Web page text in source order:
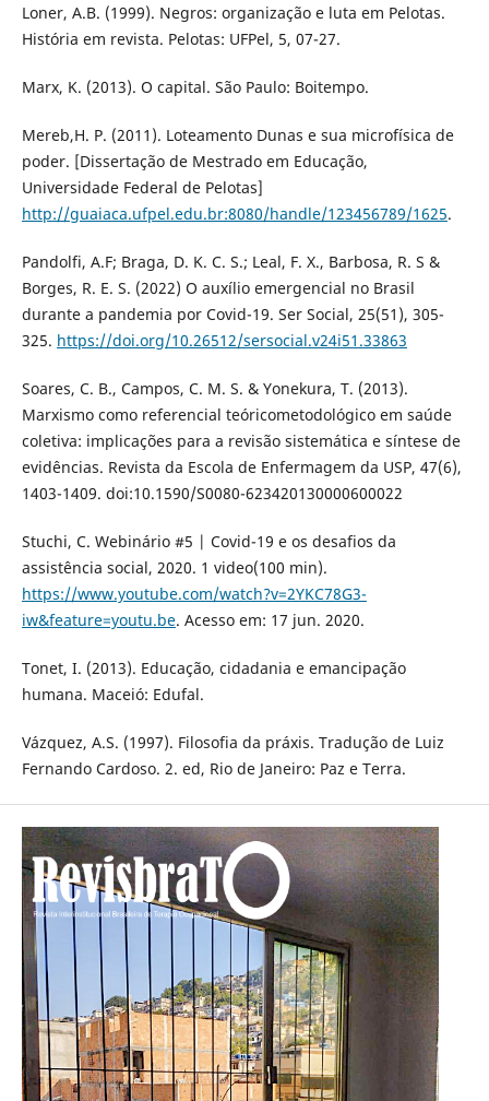
Loner, A.B. (1999). Negros: organização e luta em Pelotas.
História em revista. Pelotas: UFPel, 5, 07-27.
Marx, K. (2013). O capital. São Paulo: Boitempo.
Mereb,H. P. (2011). Loteamento Dunas e sua microfísica de
poder. [Dissertação de Mestrado em Educação,
Universidade Federal de Pelotas]
http://guaiaca.ufpel.edu.br:8080/handle/123456789/1625.
Pandolfi, A.F; Braga, D. K. C. S.; Leal, F. X., Barbosa, R. S &
Borges, R. E. S. (2022) O auxílio emergencial no Brasil
durante a pandemia por Covid-19. Ser Social, 25(51), 305-
325. https://doi.org/10.26512/sersocial.v24i51.33863
Soares, C. B., Campos, C. M. S. & Yonekura, T. (2013).
Marxismo como referencial teóricometodológico em saúde
coletiva: implicações para a revisão sistemática e síntese de
evidências. Revista da Escola de Enfermagem da USP, 47(6),
1403-1409. doi:10.1590/S0080-623420130000600022
Stuchi, C. Webinário #5 | Covid-19 e os desafios da
assistência social, 2020. 1 video(100 min).
https://www.youtube.com/watch?v=2YKC78G3-
iw&feature=youtu.be. Acesso em: 17 jun. 2020.
Tonet, I. (2013). Educação, cidadania e emancipação
humana. Maceió: Edufal.
Vázquez, A.S. (1997). Filosofia da práxis. Tradução de Luiz
Fernando Cardoso. 2. ed, Rio de Janeiro: Paz e Terra.